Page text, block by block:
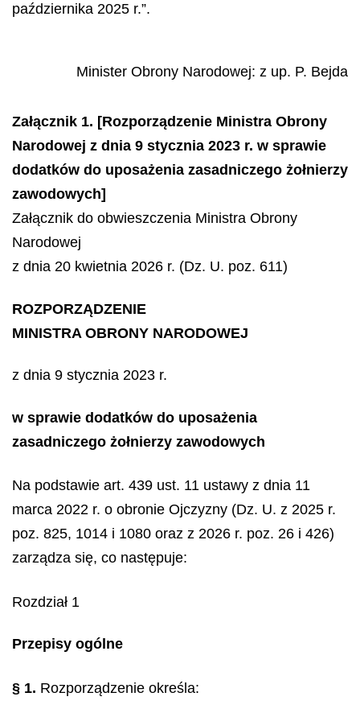
października 2025 r.”.
Minister Obrony Narodowej: z up. P. Bejda
Załącznik 1. [Rozporządzenie Ministra Obrony
Narodowej z dnia 9 stycznia 2023 r. w sprawie
dodatków do uposażenia zasadniczego żołnierzy
zawodowych]
Załącznik do obwieszczenia Ministra Obrony
Narodowej
z dnia 20 kwietnia 2026 r. (Dz. U. poz. 611)
ROZPORZĄDZENIE
MINISTRA OBRONY NARODOWEJ
z dnia 9 stycznia 2023 r.
w sprawie dodatków do uposażenia
zasadniczego żołnierzy zawodowych
Na podstawie art. 439 ust. 11 ustawy z dnia 11
marca 2022 r. o obronie Ojczyzny (Dz. U. z 2025 r.
poz. 825, 1014 i 1080 oraz z 2026 r. poz. 26 i 426)
zarządza się, co następuje:
Rozdział 1
Przepisy ogólne
§ 1. Rozporządzenie określa: